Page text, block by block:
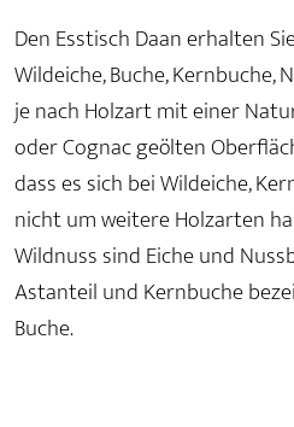
Den Esstisch Daan erhalten
Wildeiche, Buche, Kernbuche,
je nach Holzart mit einer
oder Cognac geölten
dass es sich bei Wildeiche,
nicht um weitere Holzarten
Wildnuss sind Eiche und
Astanteil und Kernbuche
Buche.